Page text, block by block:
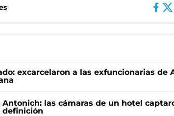
excarcelaron a las exfuncionarias de
las cámaras de un hotel
definición